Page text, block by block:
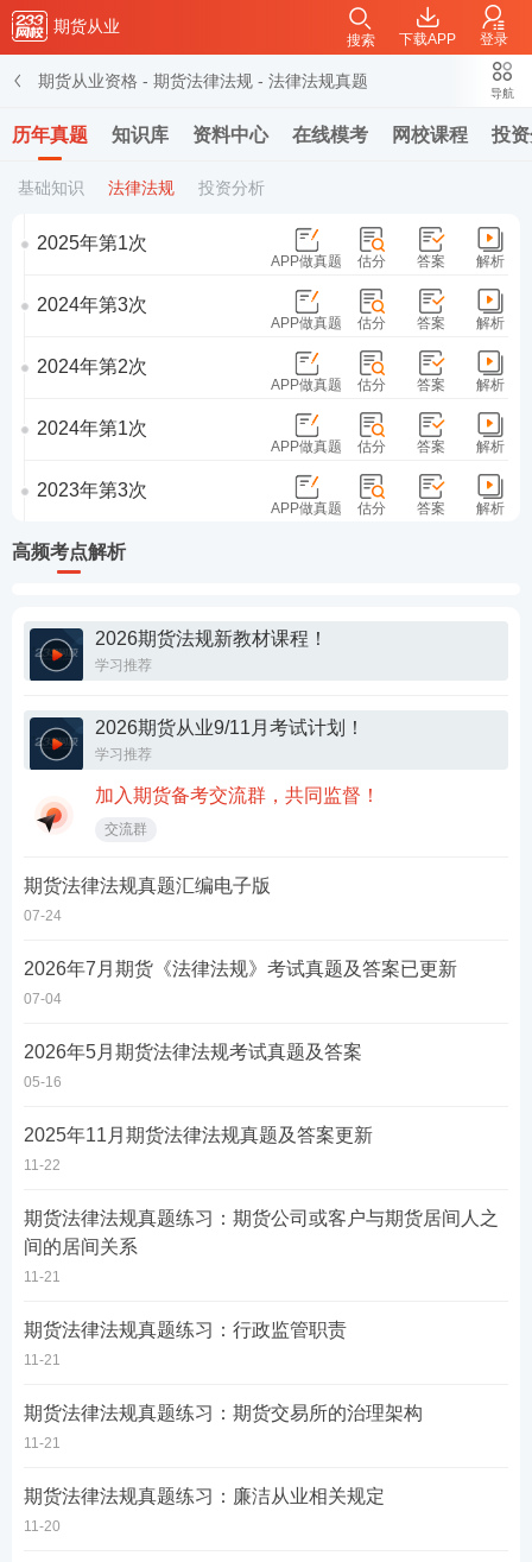
期货从业
下载APP 登录
搜索
期货从业资格 - 期货法律法规 - 法律法规真题
历年真题 知识库 资料中心 在线模考 网校课程 投
导航
基础知识 法律法规 投资分析
2025年第1次
估分 答案 解析
APP做真题
2024年第3次
估分 答案 解析
APP做真题
2024年第2次
估分 答案 解析
APP做真题
2024年第1次
估分 答案 解析
APP做真题
2023年第3次
估分 答案 解析
APP做真题
高频考点解析
2026期货法规新教材课程！
学习推荐
2026期货从业9/11月考试计划！
学习推荐
加入期货备考交流群，共同监督！
交流群
期货法律法规真题汇编电子版
07-24
2026年7月期货《法律法规》考试真题及答案已更新
07-04
2026年5月期货法律法规考试真题及答案
05-16
2025年11月期货法律法规真题及答案更新
11-22
期货法律法规真题练习：期货公司或客户与期货居间人之
间的居间关系
11-21
期货法律法规真题练习：行政监管职责
11-21
期货法律法规真题练习：期货交易所的治理架构
11-21
期货法律法规真题练习：廉洁从业相关规定
11-20